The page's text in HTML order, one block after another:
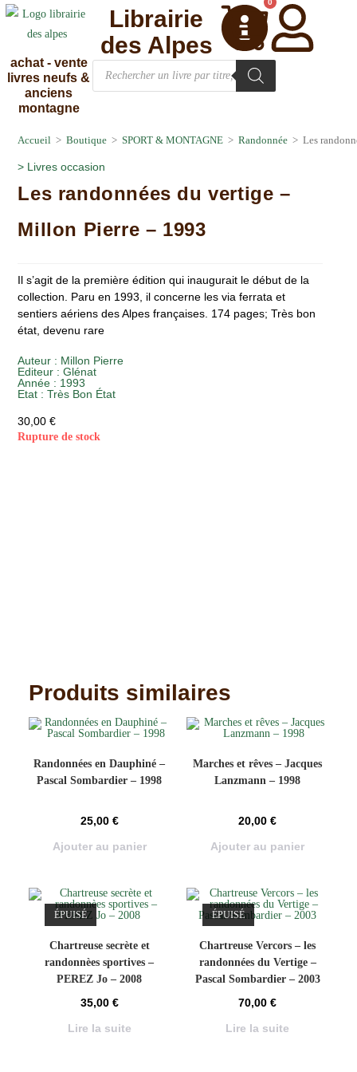
achat - vente
livres neufs &
anciens
montagne
0
Librairie
des Alpes
Accueil > Boutique > SPORT & MONTAGNE > Randonnée > Les
> Livres occasion
Les randonnées du vertige –
Millon Pierre – 1993
Il s’agit de la première édition qui inaugurait le début de la
collection. Paru en 1993, il concerne les via ferrata et
sentiers aériens des Alpes françaises. 174 pages; Très bon
état, devenu rare
Auteur : Millon Pierre
Editeur :Glénat
Année : 1993
Etat :Très Bon État
30,00€
Rupture de stock
Produits similaires
Randonnées en Dauphiné –
Pascal Sombardier – 1998
25,00 €
Ajouter au panier
Marches et rêves – Jacques
Lanzmann – 1998
20,00€
Ajouter au panier
ÉPUISÉ
Chartreuse secrète et
randonnèes sportives –
PEREZ Jo – 2008
35,00 €
Lire la suite
ÉPUISÉ
Chartreuse Vercors – les
randonnées du Vertige –
Pascal Sombardier – 2003
70,00€
Lire la suite